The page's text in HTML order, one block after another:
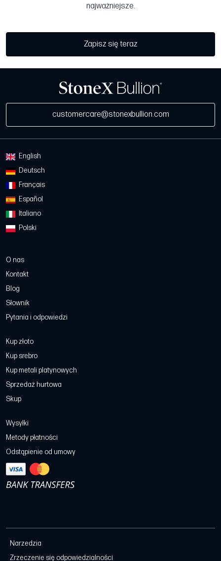
najważniejsze.
Zapisz się teraz
customercare@stonexbullion.com
English
Deutsch
Français
Español
Italiano
Polski
O nas
Kontakt
Blog
Słownik
Pytania i odpowiedzi
Kup złoto
Kup srebro
Kup metali platynowych
Sprzedaż hurtowa
Skup
Wysyłki
Metody płatności
Odstąpienie od umowy
Narzedzia
Zrzeczenie się odpowiedzialności